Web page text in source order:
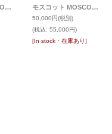
モスコット MOSCOT サングラスカスタム LEMTOSH レムトッシュ TORTOISE モスコット MOSCOT サングラスカスタム LEMTOSH レムトッシュ TORTOISE
50,000円(税別)
(税込: 55,000円)
[In stock・在庫あり]